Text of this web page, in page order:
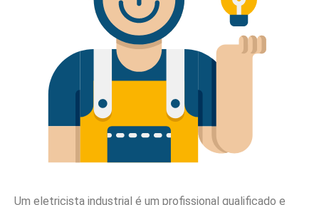
Um eletricista industrial é um profissional qualificado e